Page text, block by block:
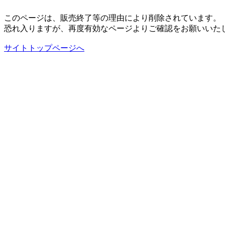
このページは、販売終了等の理由により削除されています。
恐れ入りますが、再度有効なページよりご確認をお願いいた
サイトトップページへ